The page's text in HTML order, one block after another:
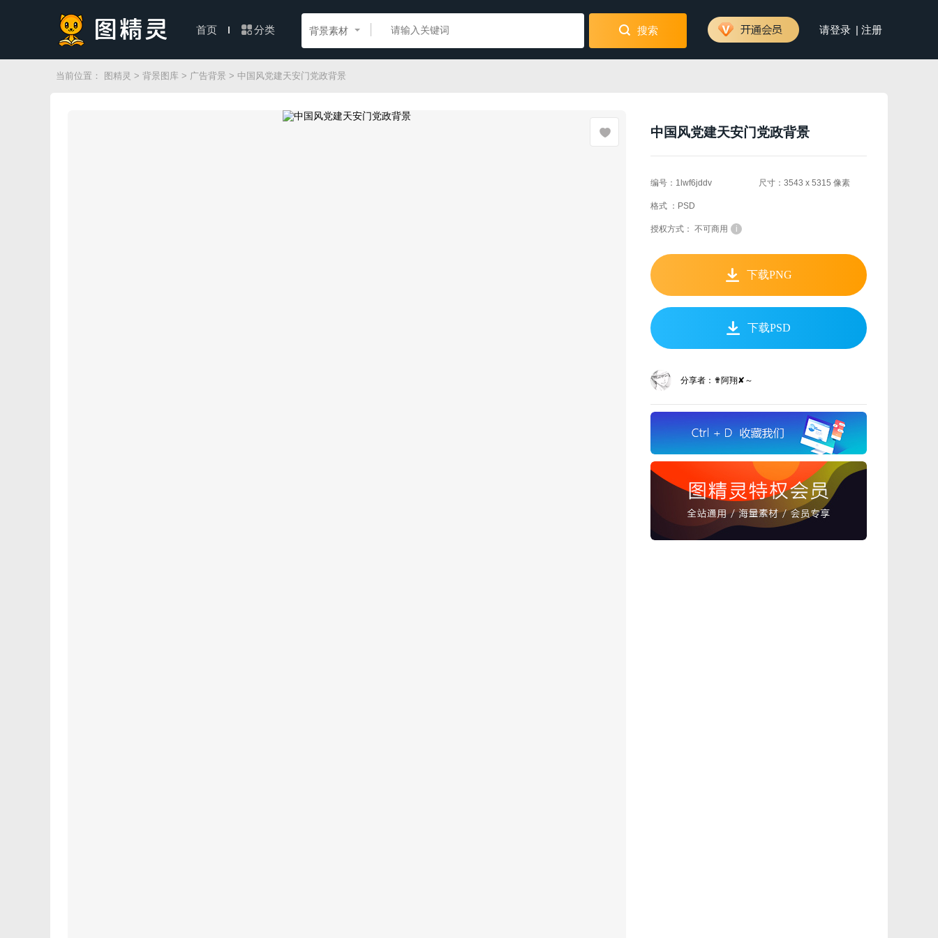
首页 分类 背景素材 搜索 请登录 | 注册
当前位置： 图精灵 > 背景图库 > 广告背景 > 中国风党建天安门党政背景
中国风党建天安门党政背景
编号：1lwf6jddv 尺寸：3543 x 5315 像素
格式 ：PSD
授权方式： 不可商用 i
下载PNG
下载PSD
分享者：✟阿翔✘～